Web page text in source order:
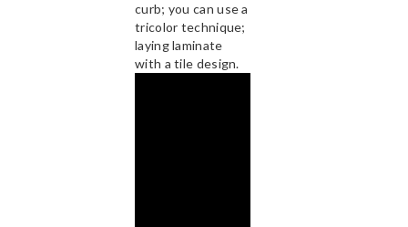
curb; you can use a
tricolor technique;
laying laminate
with a tile design.